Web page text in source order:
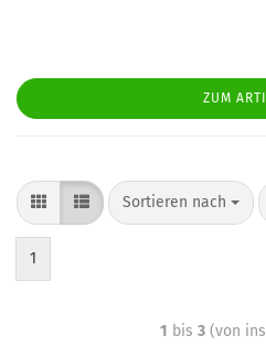
ZUM
Sortieren nach
1
1 bis 3(von